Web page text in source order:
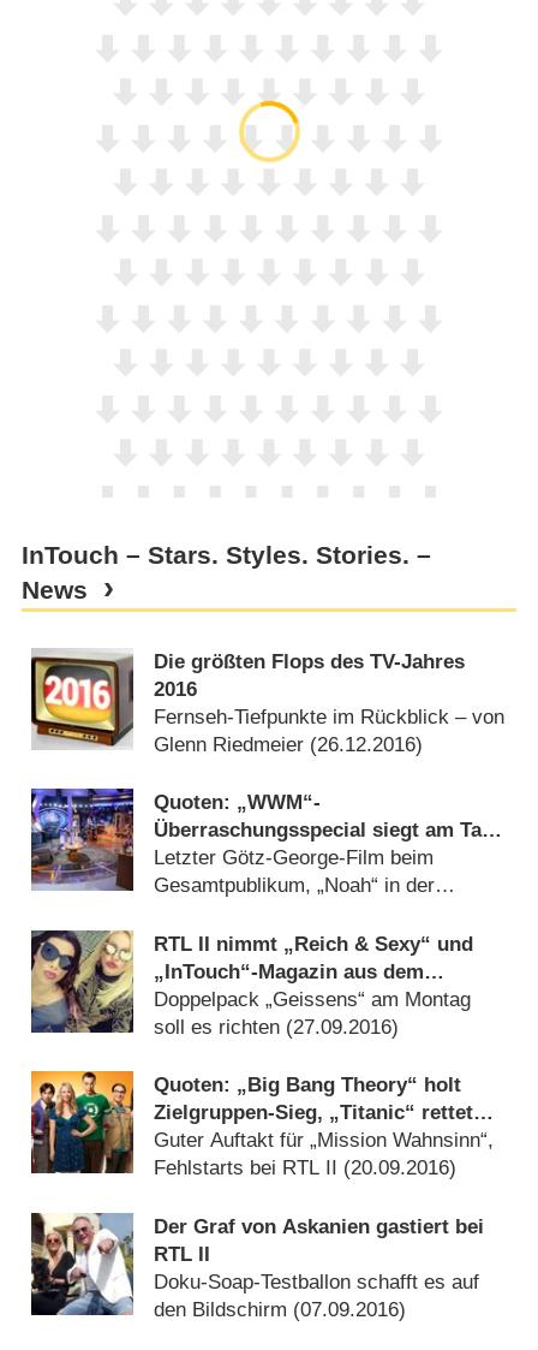
InTouch – Stars. Styles. Stories. –
News
Die größten Flops des TV-Jahres
2016
Fernseh-Tiefpunkte im Rückblick – von
Glenn Riedmeier (26.12.2016)
Quoten: „WWM“-
Überraschungsspecial siegt am Tag
der Deutschen Einheit
Letzter Götz-George-Film beim
Gesamtpublikum, „Noah“ in der
RTL II nimmt „Reich & Sexy“ und
„InTouch“-Magazin aus dem
Programm
Doppelpack „Geissens“ am Montag
soll es richten (27.09.2016)
Quoten: „Big Bang Theory“ holt
Zielgruppen-Sieg, „Titanic“ rettet
Sat.1
Guter Auftakt für „Mission Wahnsinn“,
Fehlstarts bei RTL II (20.09.2016)
Der Graf von Askanien gastiert bei
RTL II
Doku-Soap-Testballon schafft es auf
den Bildschirm (07.09.2016)